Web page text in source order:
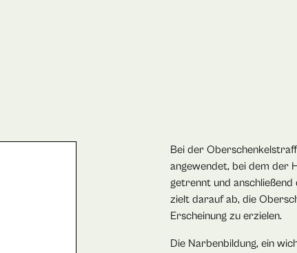
Bei der
angewendet, bei dem der
getrennt und
zielt darauf ab, die
Erscheinung zu erzielen.
Die Narbenbildung, ein